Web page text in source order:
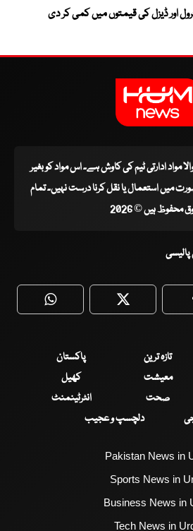
اور ڈیزل کی قیمتوں میں کمی کر دی
مواد ادارتی ٹیم کی کاوش ہے۔ اس مواد کو بغیر
میں استعمال یا نقل کرنا درست نہیں۔ تمام
محفوظ ہیں © 2026
پالیسی
WhatsApp Twitter
تازہ ترین
پاکستان
معیشت
کھیل
صحت
انٹرٹینمنٹ
دلچسپ و عجیب
Pakistan News in
Sports News in
Business News in
Tech News in